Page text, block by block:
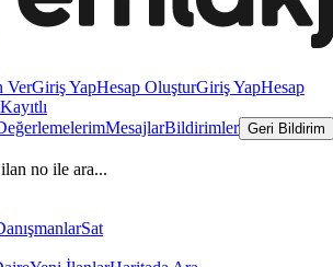
VerGiriş YapHesap OluşturGiriş YapHesap
Kayıtlı
MesajlarBildirimler Geri Bildirim
no ile ara...
Sat